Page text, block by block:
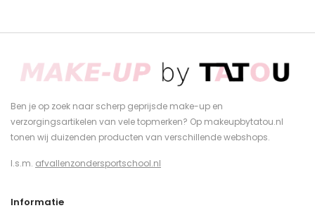
Ben je op zoek naar scherp geprijsde make-up en
verzorgingsartikelen van vele topmerken? Op makeupbytatou.nl
tonen wij duizenden producten van verschillende webshops.
I.s.m. afvallenzondersportschool.nl
Informatie